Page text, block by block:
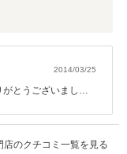
対応が良く気持ちの良
スを頂き、大変助かり
2014/03/25
とうございまし
や車検等で引き続
店のクチコミ一覧を見る